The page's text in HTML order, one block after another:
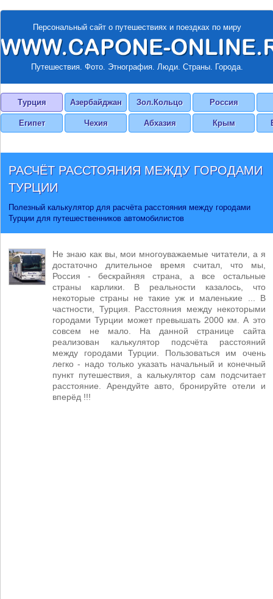
Персональный сайт о путешествиях и поездках по миру
Путешествия. Фото. Этнография. Люди. Страны. Города.
Турция Азербайджан Зол.Кольцо Россия
Египет Чехия Абхазия Крым
РАСЧЁТ РАССТОЯНИЯ МЕЖДУ ГОРОДАМИ
ТУРЦИИ
Полезный калькулятор для расчёта расстояния между городами
Турции для путешественников автомобилистов
Не знаю как вы, мои многоуважаемые читатели, а я
достаточно длительное время считал, что мы,
Россия - бескрайняя страна, а все остальные
страны карлики. В реальности казалось, что
некоторые страны не такие уж и маленькие ... В
частности, Турция. Расстояния между некоторыми
городами Турции может превышать 2000 км. А это
совсем не мало. На данной странице сайта
реализован калькулятор подсчёта расстояний
между городами Турции. Пользоваться им очень
легко - надо только указать начальный и конечный
пункт путешествия, а калькулятор сам подсчитает
расстояние. Арендуйте авто, бронируйте отели и
вперёд !!!